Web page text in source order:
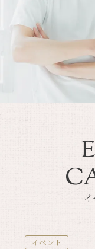
イベント